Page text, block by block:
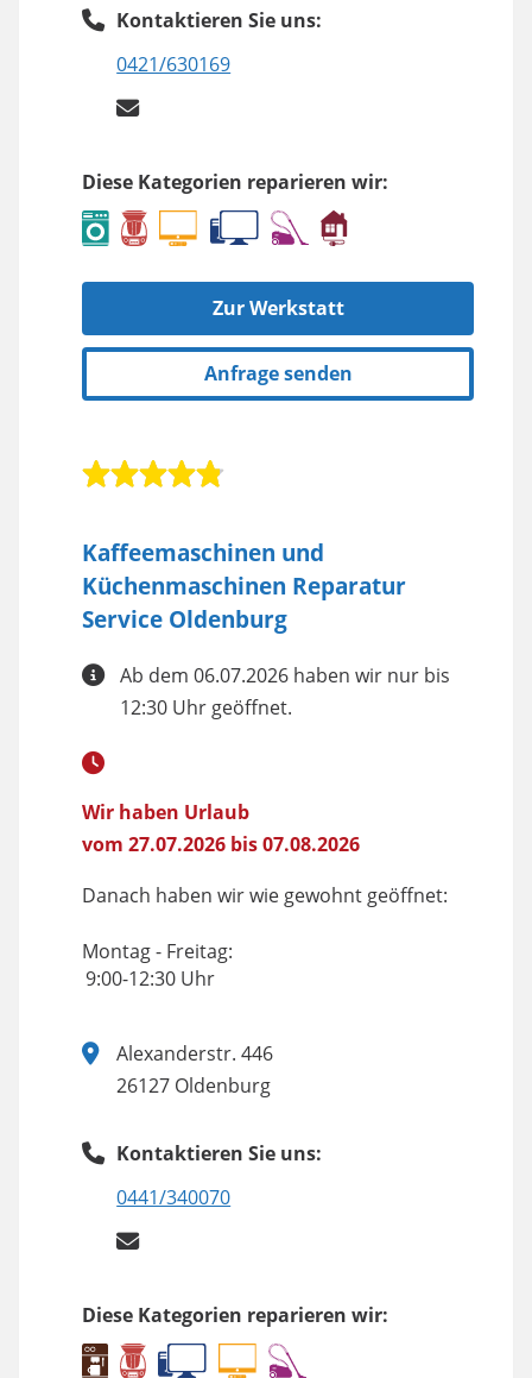
Kontaktieren Sie uns:
0421/630169
Diese Kategorien reparieren wir:
Zur Werkstatt
Anfrage senden
Kaffeemaschinen und
Küchenmaschinen Reparatur
Service Oldenburg
Ab dem 06.07.2026 haben wir nur bis
12:30 Uhr geöffnet.
Wir haben Urlaub
vom 27.07.2026 bis 07.08.2026
Danach haben wir wie gewohnt geöffnet:
Montag - Freitag:
9:00-12:30 Uhr
Alexanderstr. 446
26127 Oldenburg
Kontaktieren Sie uns:
0441/340070
Diese Kategorien reparieren wir: